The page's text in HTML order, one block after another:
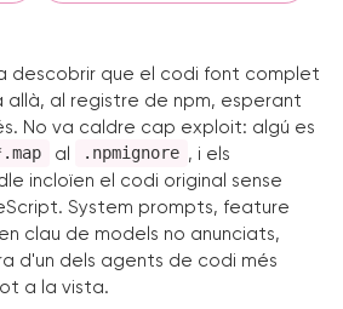
descobrir que el codi font complet
al registre de npm, esperant
No va caldre cap exploit: algú es
al .npmignore , i els
incloïen el codi original sense
System prompts, feature
clau de models no anunciats,
d'un dels agents de codi més
a la vista.